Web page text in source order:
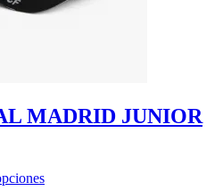
MADRID JUNIOR
Este